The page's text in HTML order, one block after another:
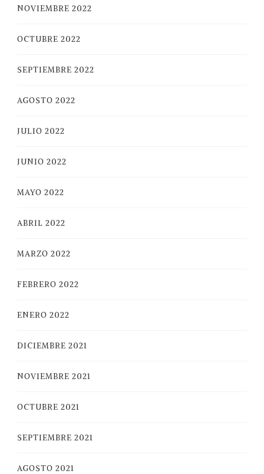
NOVIEMBRE 2022
OCTUBRE 2022
SEPTIEMBRE 2022
AGOSTO 2022
JULIO 2022
JUNIO 2022
MAYO 2022
ABRIL 2022
MARZO 2022
FEBRERO 2022
ENERO 2022
DICIEMBRE 2021
NOVIEMBRE 2021
OCTUBRE 2021
SEPTIEMBRE 2021
AGOSTO 2021